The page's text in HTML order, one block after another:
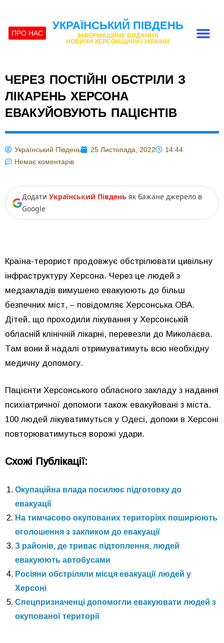
ПРО НАС
УКРАЇНСЬКИЙ ПІВДЕНЬ
ІНФОРМАЦІЙНЕ ВИДАННЯ
НОВИНИ ХЕРСОНЩИНИ І УКРАЇНИ
ЧЕРЕЗ ПОСТІЙНІ ОБСТРІЛИ З
ЛІКАРЕНЬ ХЕРСОНА
ЕВАКУЙОВУЮТЬ ПАЦІЄНТІВ
Український Південь 25 Листопада, 2022
14:44
Немає коментарів
Додати Український Південь як бажане джерело в
Google
Країна-терорист продовжує обстрілювати цивільну
інфраструктуру Херсона. Через це людей з
медзакладів вимушено евакуюють до більш
безпечних міст, – повідомляє Херсонська ОВА.
Дітей, що проходили лікування у Херсонській
обласній клінічній лікарні, перевезли до Миколаєва.
Там вони й надалі отримуватимуть всю необхідну
медичну допомогу.
Пацієнти Херсонського обласного закладу з надання
психіатричної допомоги також евакуйовані з міста.
100 людей лікуватимуться у Одесі, допоки в Херсоні
повторюватимуться ворожі удари.
Схожі Публікації:
Окупаційна влада посилює підготовку до
евакуації
На тимчасово окупованих територіях поширюють
оголошення з закликом до евакуації
З районів, де триває підтоплення, людей
евакуюють автобусами
Росіяни обстріляли місця евакуації людей у
Херсоні
Спецпризначенці допомогли евакуювати людей з
окупованої території